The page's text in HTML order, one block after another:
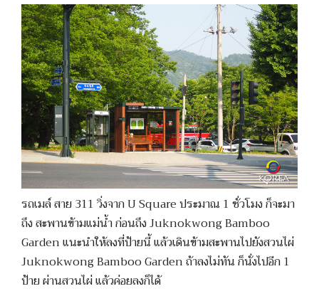
รถเมล์ สาย 311 วิ่งจาก U Square ประมาณ 1 ชั่วโมง ก็จะมา
ถึง สะพานข้ามแม่น้ำ ก่อนถึง Juknokwong Bamboo
Garden แนะนำให้ลงที่ป้ายนี้ แล้วเดินข้ามสะพานไปยังสวนไผ่
Juknokwong Bamboo Garden ถ้าลงไม่ทัน ก็นั่งไปอีก 1
ป้าย ผ่านสวนไผ่ แล้วค่อยลงก็ได้